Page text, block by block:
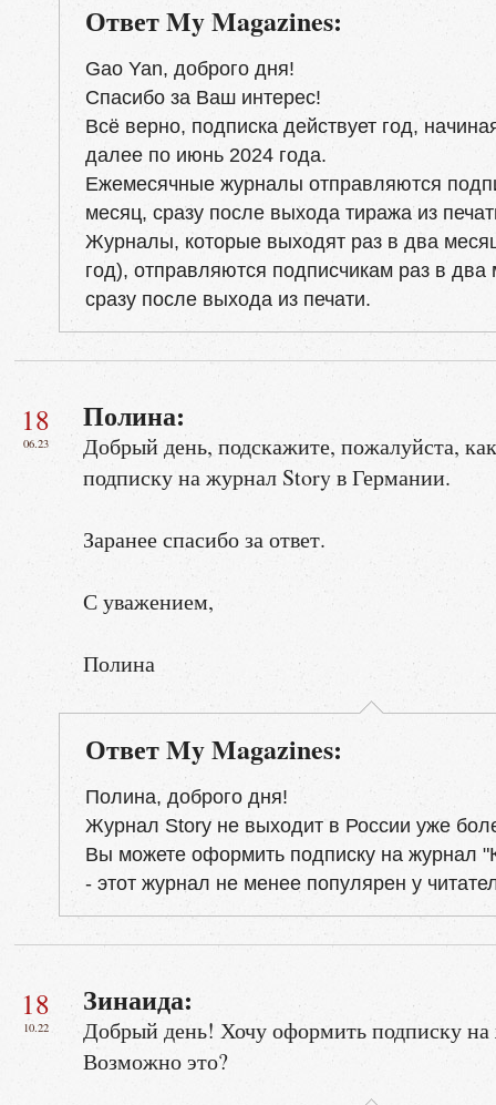
Ответ My Magazines:
Gao Yan, доброго дня!
Спасибо за Ваш интерес!
Всё верно, подписка действует год,
далее по июнь 2024 года.
Ежемесячные журналы отправляются
месяц, сразу после выхода тиража из
Журналы, которые выходят раз в два
год), отправляются подписчикам раз в два
сразу после выхода из печати.
18
06.23
Полина:
Добрый день, подскажите, пожалуйста,
подписку на журнал Story в Германии.
Заранее спасибо за ответ.
С уважением,
Полина
Ответ My Magazines:
Полина, доброго дня!
Журнал Story не выходит в России уже
Вы можете оформить подписку на журнал
- этот журнал не менее популярен у
18
10.22
Зинаида:
Добрый день! Хочу оформить подписку на
Возможно это?